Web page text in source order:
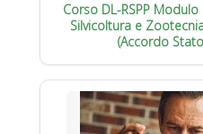
Corso DL-RSPP
Silvicoltura e
(Accordo